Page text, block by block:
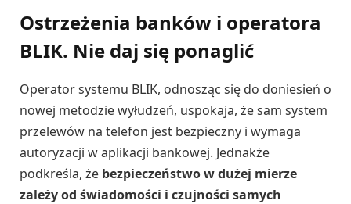
Ostrzeżenia banków i operatora
BLIK. Nie daj się ponaglić
Operator systemu BLIK, odnosząc się do doniesień o
nowej metodzie wyłudzeń, uspokaja, że sam system
przelewów na telefon jest bezpieczny i wymaga
autoryzacji w aplikacji bankowej. Jednakże
podkreśla, że bezpieczeństwo w dużej mierze
zależy od świadomości i czujności samych